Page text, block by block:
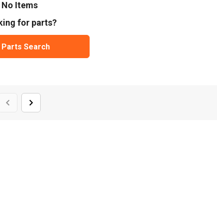
No Items
for parts?
Parts Search